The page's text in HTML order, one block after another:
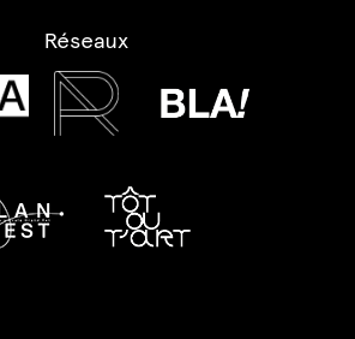
Réseaux